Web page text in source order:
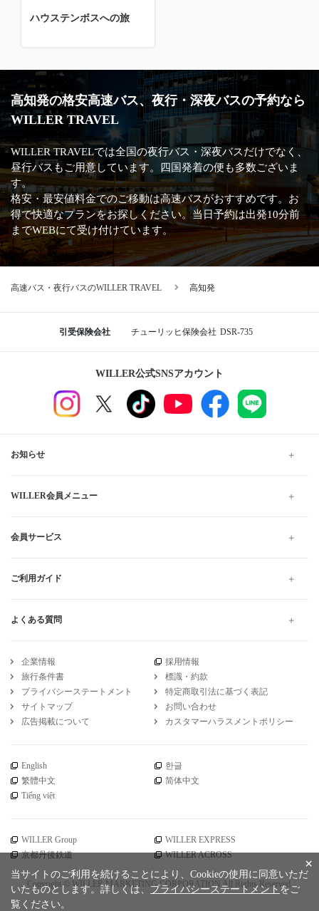
ハウステンボスへの旅
高知発の格安高速バス、夜行・深夜バスの予約なら
WILLER TRAVEL
WILLER TRAVELでは全国の夜行バス・深夜バスだけでなく、
昼行バスもご用意しています。四国発着の便も多数ございま
す。
格安・最安値料金でのご移動は高速バスがおすすめです。お
得で快適なプランをお探しください。当日予約は出発10分前
までWEBにて受け付けています。
高速バス・夜行バスのWILLER TRAVEL 高知発
引受保険会社 チューリッヒ保険会社 DSR-735
WILLER公式SNSアカウント
お知らせ
WILLER会員メニュー
会員サービス
ご利用ガイド
よくある質問
企業情報
採用情報
旅行条件書
標識・約款
プライバシーステートメント
特定商取引法に基づく表記
サイトマップ
お問い合わせ
広告掲載について
カスタマーハラスメントポリシー
English
한글
繁體中文
简体中文
Tiếng việt
WILLER Group
WILLER EXPRESS
京都丹後鉄道
WILLER ACROSS
Copyright © WILLER MARKETING CORPORATION All Rights Reserved.
×
当サイトのご利用を続けることにより、Cookieの使用に同意いただ
いたものとします。詳しくは、プライバシーステートメント をご
覧ください。